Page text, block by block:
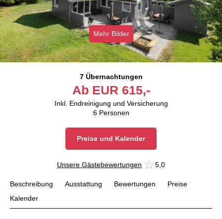
Mehr Bilder
7 Übernachtungen
Ab EUR 615,-
Inkl. Endreinigung und Versicherung
6 Personen
Preise und Kalender
Unsere Gästebewertungen 5,0
Beschreibung Ausstattung Bewertungen
Preise
Kalender